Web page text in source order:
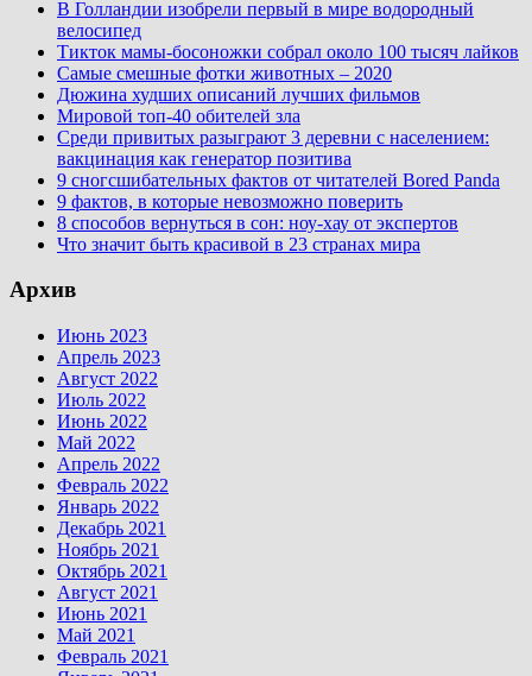
В Голландии изобрели первый в мире водородный
велосипед
Тикток мамы-босоножки собрал около 100 тысяч лайков
Самые смешные фотки животных – 2020
Дюжина худших описаний лучших фильмов
Мировой топ-40 обителей зла
Среди привитых разыграют 3 деревни с населением:
вакцинация как генератор позитива
9 сногсшибательных фактов от читателей Bored Panda
9 фактов, в которые невозможно поверить
8 способов вернуться в сон: ноу-хау от экспертов
Что значит быть красивой в 23 странах мира
Архив
Июнь 2023
Апрель 2023
Август 2022
Июль 2022
Июнь 2022
Май 2022
Апрель 2022
Февраль 2022
Январь 2022
Декабрь 2021
Ноябрь 2021
Октябрь 2021
Август 2021
Июнь 2021
Май 2021
Февраль 2021